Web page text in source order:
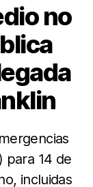
no
para 14 de
incluidas